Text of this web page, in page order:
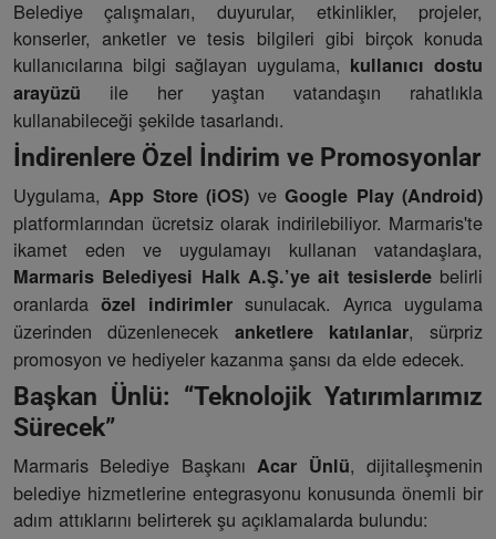
Belediye çalışmaları, duyurular, etkinlikler, projeler,
konserler, anketler ve tesis bilgileri gibi birçok konuda
kullanıcılarına bilgi sağlayan uygulama, kullanıcı dostu
arayüzü ile her yaştan vatandaşın rahatlıkla
kullanabileceği şekilde tasarlandı.
İndirenlere Özel İndirim ve Promosyonlar
Uygulama, App Store (iOS) veGoogle Play (Android)
platformlarından ücretsiz olarak indirilebiliyor. Marmaris'te
ikamet eden ve uygulamayı kullanan vatandaşlara,
Marmaris Belediyesi Halk A.Ş.’ye ait tesislerdebelirli
oranlarda özel indirimler sunulacak. Ayrıca uygulama
üzerinden düzenlenecek anketlere katılanlar, sürpriz
promosyon ve hediyeler kazanma şansı da elde edecek.
Başkan Ünlü: “Teknolojik Yatırımlarımız
Sürecek”
Marmaris Belediye Başkanı Acar Ünlü, dijitalleşmenin
belediye hizmetlerine entegrasyonu konusunda önemli bir
adım attıklarını belirterek şu açıklamalarda bulundu: